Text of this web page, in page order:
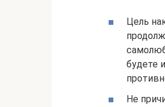
Цель
будете
Не